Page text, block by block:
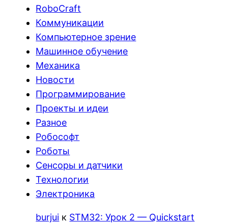
RoboCraft
Коммуникации
Компьютерное зрение
Машинное обучение
Механика
Новости
Программирование
Проекты и идеи
Разное
Робософт
Роботы
Сенсоры и датчики
Технологии
Электроника
burjui к STM32: Урок 2 — Quickstart